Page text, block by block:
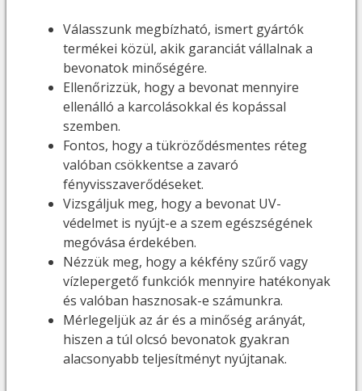
Válasszunk megbízható, ismert gyártók
termékei közül, akik garanciát vállalnak a
bevonatok minőségére.
Ellenőrizzük, hogy a bevonat mennyire
ellenálló a karcolásokkal és kopással
szemben.
Fontos, hogy a tükröződésmentes réteg
valóban csökkentse a zavaró
fényvisszaverődéseket.
Vizsgáljuk meg, hogy a bevonat UV-
védelmet is nyújt-e a szem egészségének
megóvása érdekében.
Nézzük meg, hogy a kékfény szűrő vagy
vízlepergető funkciók mennyire hatékonyak
és valóban hasznosak-e számunkra.
Mérlegeljük az ár és a minőség arányát,
hiszen a túl olcsó bevonatok gyakran
alacsonyabb teljesítményt nyújtanak.